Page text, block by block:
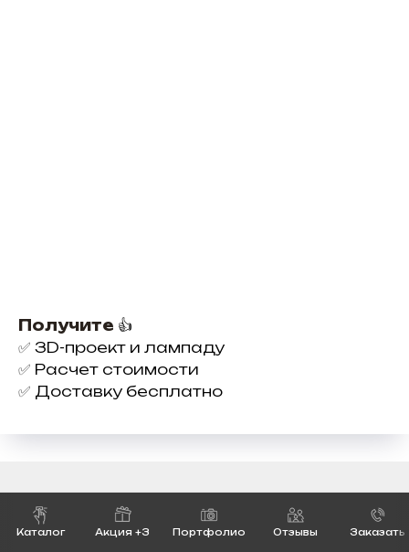
Каталог Акция +3 Портфолио Отзывы Заказать
Получите 👍
✅ 3D-проект и лампаду
✅ Расчет стоимости
✅ Доставку бесплатно
Как сделать заказ